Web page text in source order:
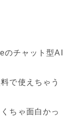
チャット型AI
で使えちゃう
ちゃ面白かっ